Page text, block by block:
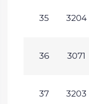
35 3204
36 3071
37 3203